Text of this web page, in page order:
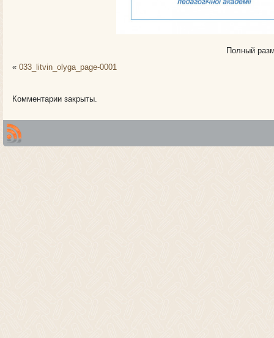
Полный
« 033_litvin_olyga_page-0001
Комментарии закрыты.